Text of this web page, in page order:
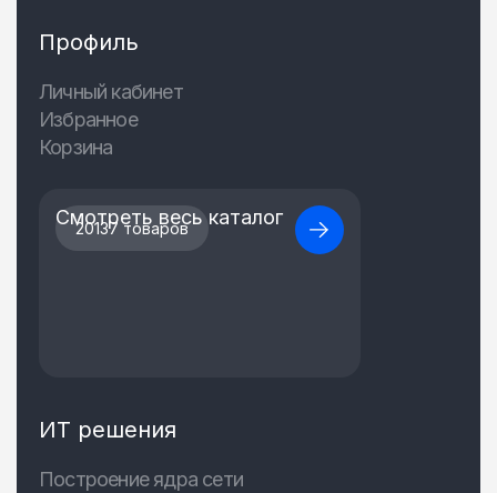
Профиль
Личный кабинет
Избранное
Корзина
20137 товаров
Смотреть весь каталог
ИТ решения
Построение ядра сети